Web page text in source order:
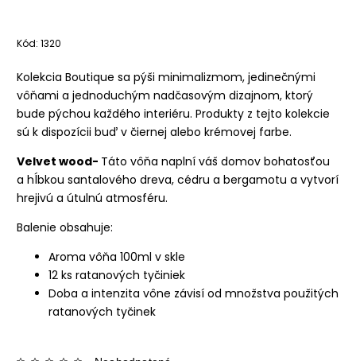
Kód: 1320
Kolekcia Boutique sa pýši minimalizmom, jedinečnými
vôňami a jednoduchým nadčasovým dizajnom, ktorý
bude pýchou každého interiéru. Produkty z tejto kolekcie
sú k dispozícii buď v čiernej alebo krémovej farbe.
Velvet wood- Táto vôňa naplní váš domov bohatosťou
a hĺbkou santalového dreva, cédru a bergamotu a vytvorí
hrejivú a útulnú atmosféru.
Balenie obsahuje:
Aroma vôňa 100ml v skle
12 ks ratanových tyčiniek
Doba a intenzita vône závisí od množstva použitých
ratanových tyčinek